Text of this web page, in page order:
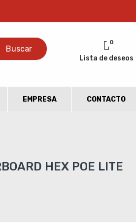
Buscar
0
Lista de deseos
EMPRESA CONTACTO
HEX POE LITE